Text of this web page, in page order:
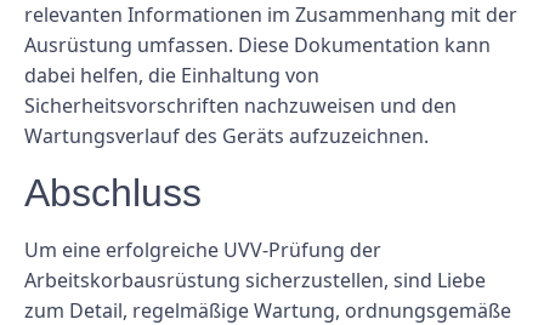
relevanten Informationen im Zusammenhang mit der
Ausrüstung umfassen. Diese Dokumentation kann
dabei helfen, die Einhaltung von
Sicherheitsvorschriften nachzuweisen und den
Wartungsverlauf des Geräts aufzuzeichnen.
Abschluss
Um eine erfolgreiche UVV-Prüfung der
Arbeitskorbausrüstung sicherzustellen, sind Liebe
zum Detail, regelmäßige Wartung, ordnungsgemäße